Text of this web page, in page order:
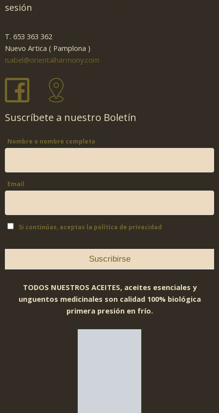
sesión
T. 653 363 362
Nuevo Artica ( Pamplona )
isabel@orientalharmony.com
Suscríbete a nuestro Boletín
Nombre o nombre completo
Email
Si continúas, aceptas la política de privacidad
TODOS NUESTROS ACEITES, aceites esenciales y
unguentos medicinales son calidad 100% biológica
primera presión en frío.